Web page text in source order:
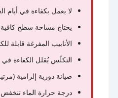
لا يعمل بكفاءة في أيام
يحتاج مساحة سطح
الأنابيب المفرغة قابلة
التكلّس يُقلل الكفاءة في
صيانة دورية إلزامية
درجة حرارة الماء تنخفض